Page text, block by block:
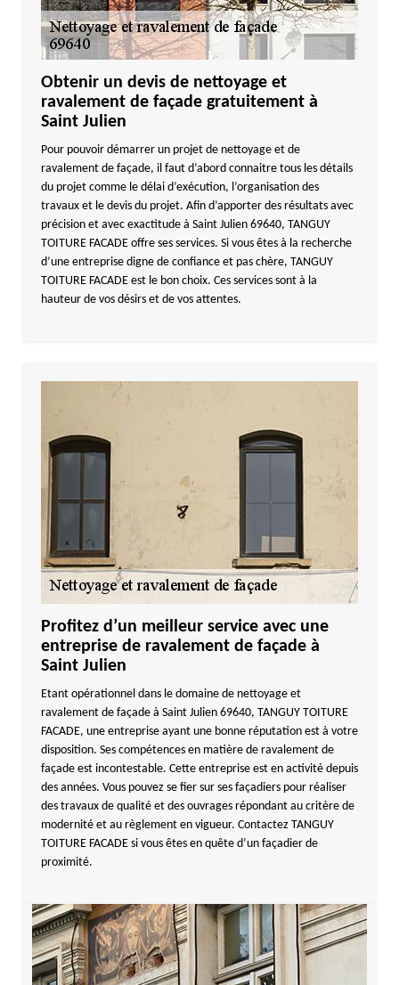
Obtenir un devis de nettoyage et
ravalement de façade gratuitement à
Saint Julien
Pour pouvoir démarrer un projet de nettoyage et de
ravalement de façade, il faut d’abord connaitre tous les détails
du projet comme le délai d’exécution, l’organisation des
travaux et le devis du projet. Afin d’apporter des résultats avec
précision et avec exactitude à Saint Julien 69640, TANGUY
TOITURE FACADE offre ses services. Si vous êtes à la recherche
d’une entreprise digne de confiance et pas chère, TANGUY
TOITURE FACADE est le bon choix. Ces services sont à la
hauteur de vos désirs et de vos attentes.
Profitez d’un meilleur service avec une
entreprise de ravalement de façade à
Saint Julien
Etant opérationnel dans le domaine de nettoyage et
ravalement de façade à Saint Julien 69640, TANGUY TOITURE
FACADE, une entreprise ayant une bonne réputation est à votre
disposition. Ses compétences en matière de ravalement de
façade est incontestable. Cette entreprise est en activité depuis
des années. Vous pouvez se fier sur ses façadiers pour réaliser
des travaux de qualité et des ouvrages répondant au critère de
modernité et au règlement en vigueur. Contactez TANGUY
TOITURE FACADE si vous êtes en quête d’un façadier de
proximité.